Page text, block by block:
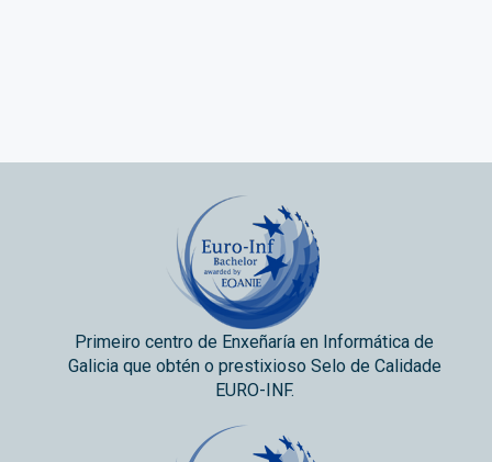
Primeiro centro de Enxeñaría en Informática de
Galicia que obtén o prestixioso Selo de Calidade
EURO-INF.